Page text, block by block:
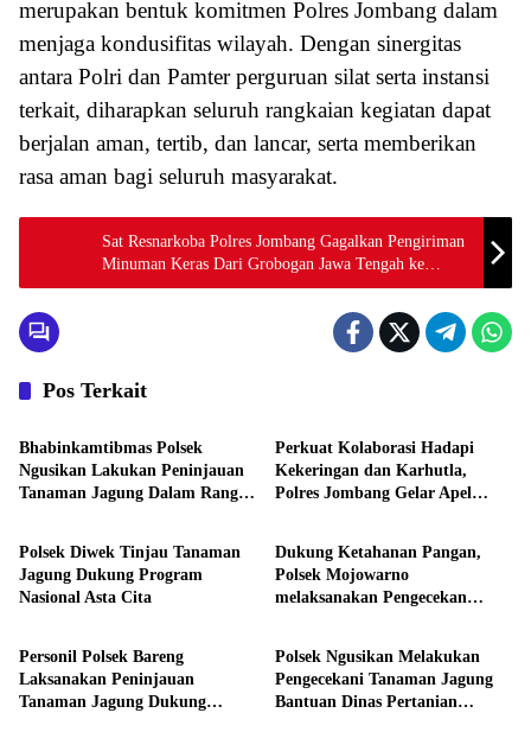
merupakan bentuk komitmen Polres Jombang dalam
menjaga kondusifitas wilayah. Dengan sinergitas
antara Polri dan Pamter perguruan silat serta instansi
terkait, diharapkan seluruh rangkaian kegiatan dapat
berjalan aman, tertib, dan lancar, serta memberikan
rasa aman bagi seluruh masyarakat.
Sat Resnarkoba Polres Jombang Gagalkan Pengiriman
Minuman Keras Dari Grobogan Jawa Tengah ke
Wilayah Jombang
Pos Terkait
Aktivitas
Bhabinkamtibmas Polsek
Ngusikan Lakukan Peninjauan
Tanaman Jagung Dalam Rangka
Perkuat Kolaborasi Hadapi
Kekeringan dan Karhutla,
Polres Jombang Gelar Apel
Aktivitas
Polsek Diwek Tinjau Tanaman
Jagung Dukung Program
Nasional Asta Cita
Aktivitas
Dukung Ketahanan Pangan,
Polsek Mojowarno
melaksanakan Pengecekan
Aktivitas
Personil Polsek Bareng
Laksanakan Peninjauan
Tanaman Jagung Dukung
Aktivitas
Polsek Ngusikan Melakukan
Pengecekani Tanaman Jagung
Bantuan Dinas Pertanian